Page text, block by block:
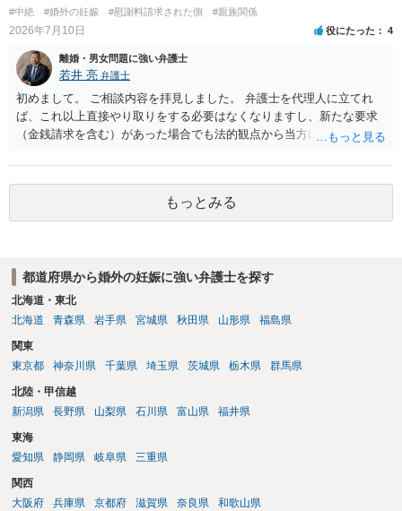
#中絶 #婚外の妊娠 #慰謝料請求された側 #親族関係
2026年7月10日 役にたった 4
離婚・男女問題に強い弁護士
若井 亮 弁護士
初めまして。 ご相談内容を拝見しました。 弁護士を代理人に立てれ
ば、これ以上直接やり取りをする必要はなくなりますし、新たな要求
（金銭請求を含む）があった場合でも法的観点から当方に支払うべき
いのであれば、基本的にはご自身で対応していくことになります。 こ
れ以上の要求を回避するためには、合意内容を書面しておくことで
す。 特に重要な点としては、合意事項以外には貸し借りが無いことを
確認する条項（清算条項）をきちんと盛り込んでおくことです。 お金
もっとみる
都道府県から婚外の妊娠に強い弁護士を探す
北海道・東北
北海道
青森県 岩手県 宮城県 秋田県 山形県 福島県
関東
東京都
神奈川県 千葉県 埼玉県 茨城県 栃木県 群馬県
北陸・甲信越
新潟県
長野県 山梨県 石川県 富山県 福井県
東海
愛知県
静岡県 岐阜県 三重県
関西
大阪府
兵庫県 京都府 滋賀県 奈良県 和歌山県